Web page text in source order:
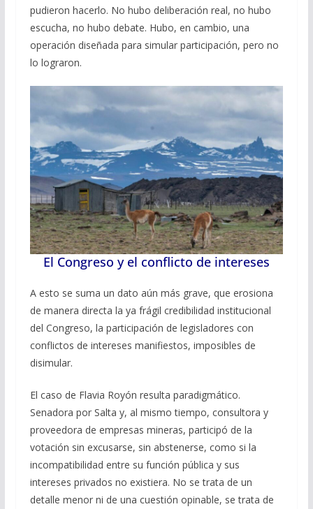
pudieron hacerlo. No hubo deliberación real, no hubo
escucha, no hubo debate. Hubo, en cambio, una
operación diseñada para simular participación, pero no
lo lograron.
El Congreso y el conflicto de intereses
A esto se suma un dato aún más grave, que erosiona
de manera directa la ya frágil credibilidad institucional
del Congreso, la participación de legisladores con
conflictos de intereses manifiestos, imposibles de
disimular.
El caso de Flavia Royón resulta paradigmático.
Senadora por Salta y, al mismo tiempo, consultora y
proveedora de empresas mineras, participó de la
votación sin excusarse, sin abstenerse, como si la
incompatibilidad entre su función pública y sus
intereses privados no existiera. No se trata de un
detalle menor ni de una cuestión opinable, se trata de